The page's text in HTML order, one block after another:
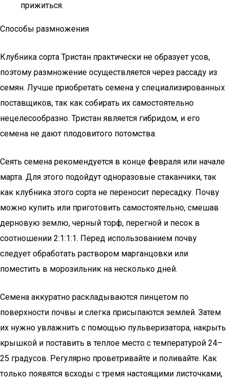
прижиться.
Способы размножения
Клубника сорта Тристан практически не образует усов,
поэтому размножение осуществляется через рассаду из
семян. Лучше приобретать семена у специализированных
поставщиков, так как собирать их самостоятельно
нецелесообразно. Тристан является гибридом, и его
семена не дают плодовитого потомства.
Сеять семена рекомендуется в конце февраля или начале
марта. Для этого подойдут одноразовые стаканчики, так
как клубника этого сорта не переносит пересадку. Почву
можно купить или приготовить самостоятельно, смешав
дерновую землю, черный торф, перегной и песок в
соотношении 2:1:1:1. Перед использованием почву
следует обработать раствором марганцовки или
поместить в морозильник на несколько дней.
Семена аккуратно раскладываются пинцетом по
поверхности почвы и слегка присыпаются землей. Затем
их нужно увлажнить с помощью пульверизатора, накрыть
крышкой и поставить в теплое место с температурой 24–
25 градусов. Регулярно проветривайте и поливайте. Как
только появятся всходы с тремя настоящими листочками,